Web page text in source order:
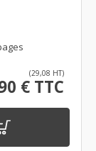
(29,08 HT)
€ TTC